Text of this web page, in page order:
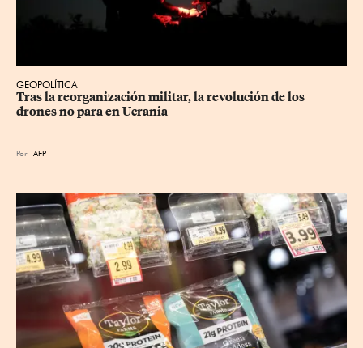
GEOPOLÍTICA
Tras la reorganización militar, la revolución de los
drones no para en Ucrania
Por AFP